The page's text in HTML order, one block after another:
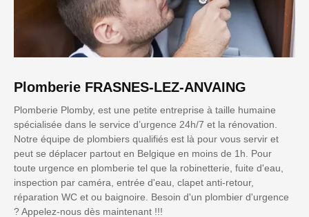
Plomberie FRASNES-LEZ-ANVAING
Plomberie Plomby, est une petite entreprise à taille humaine
spécialisée dans le service d’urgence 24h/7 et la rénovation.
Notre équipe de plombiers qualifiés est là pour vous servir et
peut se déplacer partout en Belgique en moins de 1h. Pour
toute urgence en plomberie tel que la robinetterie, fuite d'eau,
inspection par caméra, entrée d'eau, clapet anti-retour,
réparation WC et ou baignoire. Besoin d'un plombier d'urgence
? Appelez-nous dès maintenant !!!